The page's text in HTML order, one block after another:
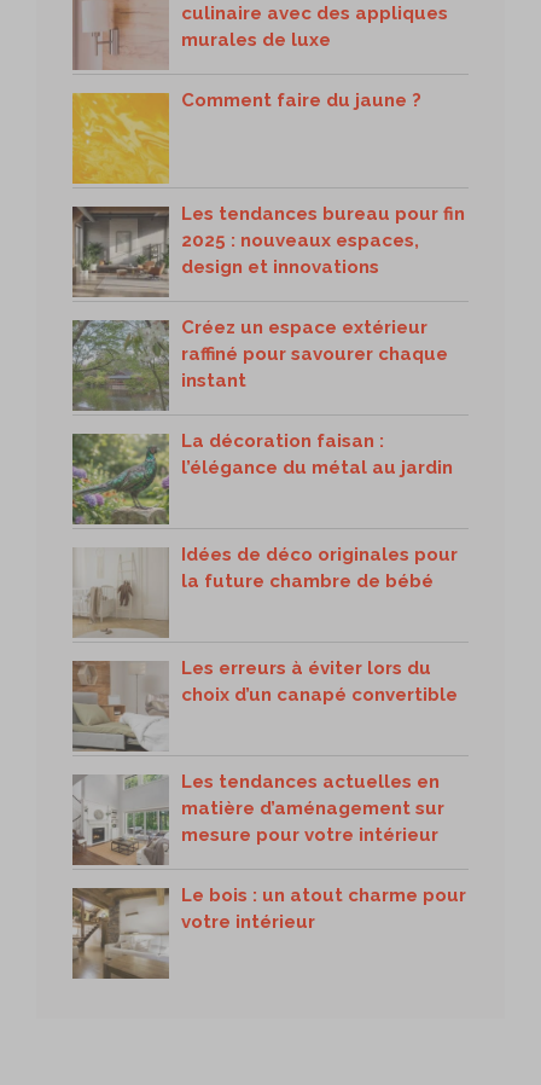
culinaire avec des appliques
murales de luxe
Comment faire du jaune ?
Les tendances bureau pour fin
2025 : nouveaux espaces,
design et innovations
Créez un espace extérieur
raffiné pour savourer chaque
instant
La décoration faisan :
l’élégance du métal au jardin
Idées de déco originales pour
la future chambre de bébé
Les erreurs à éviter lors du
choix d’un canapé convertible
Les tendances actuelles en
matière d’aménagement sur
mesure pour votre intérieur
Le bois : un atout charme pour
votre intérieur